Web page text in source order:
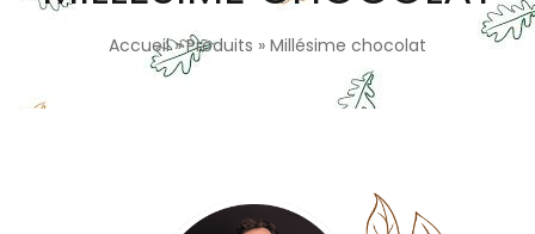
Accueil»Produits » Millésime chocolat